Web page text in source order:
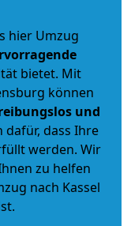
hier Umzug
bietet. Mit
können
und
dass Ihre
werden. Wir
zu helfen
nach Kassel